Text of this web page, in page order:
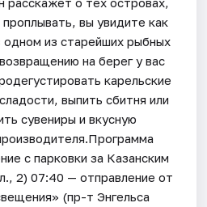
вы увидите как
из старейших рыбных
на берег у вас
карельские
выпить сбитня или
сувениры и вкусную
с парковки за Казанским
2) 07:40 — отправление от
(пр-т Энгельса